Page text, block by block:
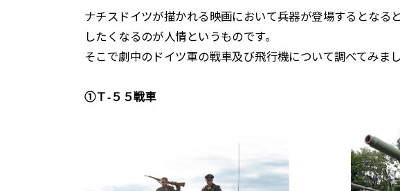
ナチスドイツが描かれる映画において兵器が登場するとなる
したくなるのが人情というものです。
そこで劇中のドイツ軍の戦車及び飛行機について調べてみまし
①Ｔ-５５戦車